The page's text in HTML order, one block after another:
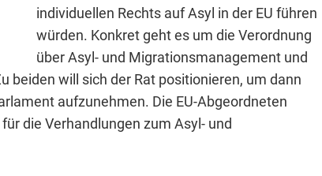
individuellen Rechts auf Asyl in der EU führen
würden. Konkret geht es um die Verordnung
über Asyl- und Migrationsmanagement und
beiden will sich der Rat positionieren, um dann
aufzunehmen. Die EU-Abgeordneten
die Verhandlungen zum Asyl- und